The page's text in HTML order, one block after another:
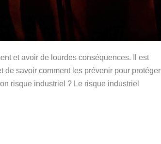
et avoir de lourdes conséquences. Il est
savoir comment les prévenir pour protéger
risque industriel ? Le risque industriel